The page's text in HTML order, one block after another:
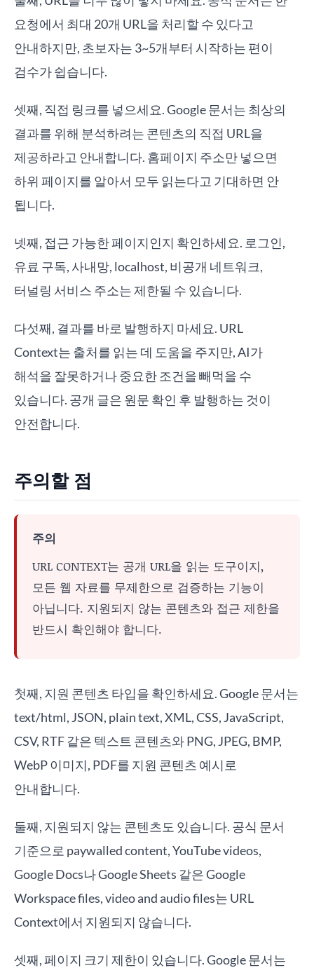
요청에서 최대 20개 URL을 처리할 수 있다고
안내하지만, 초보자는 3~5개부터 시작하는 편이
검수가 쉽습니다.
셋째, 직접 링크를 넣으세요. Google 문서는 최상의
결과를 위해 분석하려는 콘텐츠의 직접 URL을
제공하라고 안내합니다. 홈페이지 주소만 넣으면
하위 페이지를 알아서 모두 읽는다고 기대하면 안
됩니다.
넷째, 접근 가능한 페이지인지 확인하세요. 로그인,
유료 구독, 사내망, localhost, 비공개 네트워크,
터널링 서비스 주소는 제한될 수 있습니다.
다섯째, 결과를 바로 발행하지 마세요. URL
Context는 출처를 읽는 데 도움을 주지만, AI가
해석을 잘못하거나 중요한 조건을 빼먹을 수
있습니다. 공개 글은 원문 확인 후 발행하는 것이
안전합니다.
주의할 점
주의
URL CONTEXT는 공개 URL을 읽는 도구이지,
모든 웹 자료를 무제한으로 검증하는 기능이
아닙니다. 지원되지 않는 콘텐츠와 접근 제한을
반드시 확인해야 합니다.
첫째, 지원 콘텐츠 타입을 확인하세요. Google 문서는
text/html, JSON, plain text, XML, CSS, JavaScript,
CSV, RTF 같은 텍스트 콘텐츠와 PNG, JPEG, BMP,
WebP 이미지, PDF를 지원 콘텐츠 예시로
안내합니다.
둘째, 지원되지 않는 콘텐츠도 있습니다. 공식 문서
기준으로 paywalled content, YouTube videos,
Google Docs나 Google Sheets 같은 Google
Workspace files, video and audio files는 URL
Context에서 지원되지 않습니다.
셋째, 페이지 크기 제한이 있습니다. Google 문서는